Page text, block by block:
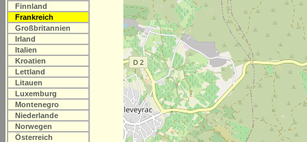
Finnland
Frankreich
Großbritannien
Irland
Italien
Kroatien
Lettland
Litauen
Luxemburg
Montenegro
Niederlande
Norwegen
Österreich